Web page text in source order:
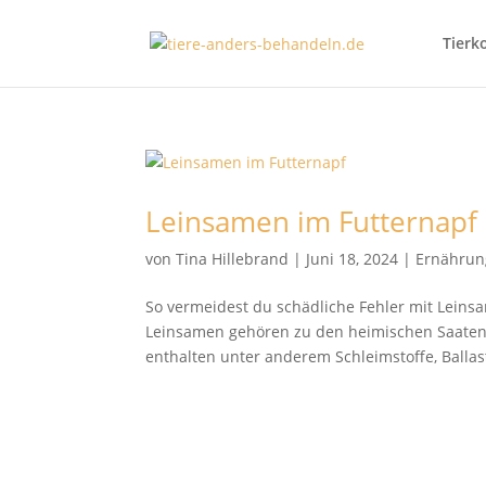
Leinsamen im Futternapf
vonTina Hillebrand | Juni 18, 2024 |
So vermeidest du schädliche Fehler mit
Leinsamen gehören zu den heimischen
enthalten unter anderem Schleimstoffe,